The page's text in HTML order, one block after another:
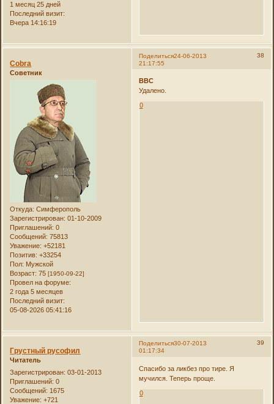
1 месяц 25 дней
Последний визит:
Вчера 14:16:19
Поделиться 38
24-06-2013
21:17:55
Cobra
Советник
Откуда: Симферополь
Зарегистрирован: 01-10-2009
Приглашений: 0
Сообщений: 75813
Уважение: +52181
Позитив: +33254
Пол: Мужской
Возраст: 75[1950-09-22]
Провел на форуме:
2 года 5 месяцев
Последний визит:
05-08-2026 05:41:16
ВВС
Удалено.
0
Поделиться 39
30-07-2013
01:17:34
Грустный русофил
Читатель
Зарегистрирован: 03-01-2013
Приглашений: 0
Сообщений: 1675
Уважение: +721
Спасибо за ликбез про тире. Я
мучился. Теперь проще.
0